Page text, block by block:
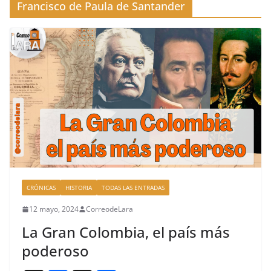
Francisco de Paula de Santander
CRÓNICAS HISTORIA TODAS LAS ENTRADAS
12 mayo, 2024 CorreodeLara
La Gran Colombia, el país más
poderoso